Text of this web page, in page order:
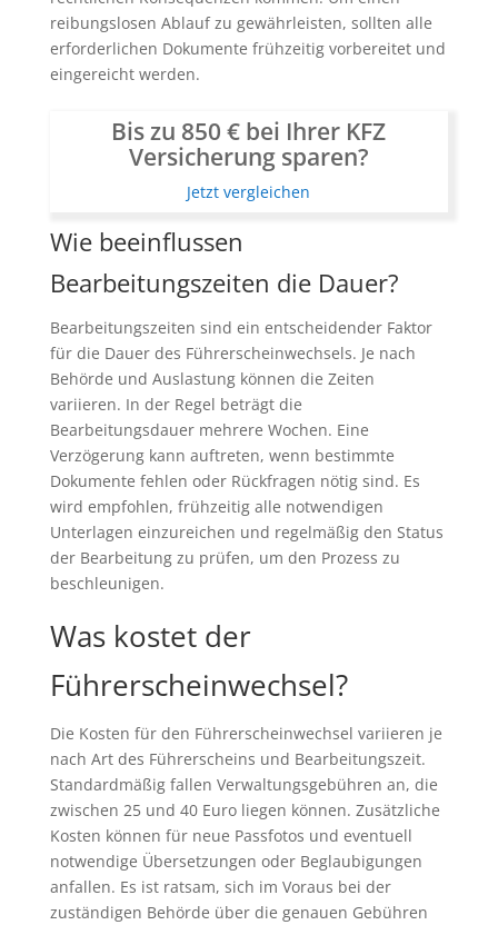
reibungslosen Ablauf zu gewährleisten, sollten alle
erforderlichen Dokumente frühzeitig vorbereitet und
eingereicht werden.
Bis zu 850 € bei Ihrer KFZ
Versicherung sparen?
Jetzt vergleichen
Wie beeinflussen
Bearbeitungszeiten die Dauer?
Bearbeitungszeiten sind ein entscheidender Faktor
für die Dauer des Führerscheinwechsels. Je nach
Behörde und Auslastung können die Zeiten
variieren. In der Regel beträgt die
Bearbeitungsdauer mehrere Wochen. Eine
Verzögerung kann auftreten, wenn bestimmte
Dokumente fehlen oder Rückfragen nötig sind. Es
wird empfohlen, frühzeitig alle notwendigen
Unterlagen einzureichen und regelmäßig den Status
der Bearbeitung zu prüfen, um den Prozess zu
beschleunigen.
Was kostet der
Führerscheinwechsel?
Die Kosten für den Führerscheinwechsel variieren je
nach Art des Führerscheins und Bearbeitungszeit.
Standardmäßig fallen Verwaltungsgebühren an, die
zwischen 25 und 40 Euro liegen können. Zusätzliche
Kosten können für neue Passfotos und eventuell
notwendige Übersetzungen oder Beglaubigungen
anfallen. Es ist ratsam, sich im Voraus bei der
zuständigen Behörde über die genauen Gebühren